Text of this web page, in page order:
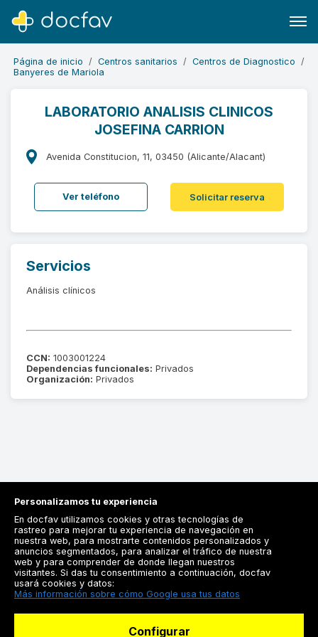
Buscar
Software para clínicas
Soporte
¿Eres un doctor?
Página de inicio Centros sanitarios
Centros de Diagnostico
Banyeres de Mariola
LABORATORIO ANALISIS CLINICOS
JOSEFINA CARRION
Avenida Constitucion, 11, 03450 (Alicante/Alacant)
Ver teléfono Solicitar reserva
Servicios
Análisis clínicos
CCN: 1003001224
Dependencias funcionales: Privados
Organización: Privados
Registrarse
Docfav
Personalizamos tu experiencia
En docfav utilizamos cookies y otras tecnologías de
rastreo para mejorar tu experiencia de navegación en
nuestra web, para mostrarte contenidos personalizados y
anuncios segmentados, para analizar el tráfico de nuestra
web y para comprender de donde llegan nuestros
visitantes. Si das tu consentimiento a continuación, docfav
usará cookies y datos:
Más información sobre cómo Google usa tus datos
Configurar